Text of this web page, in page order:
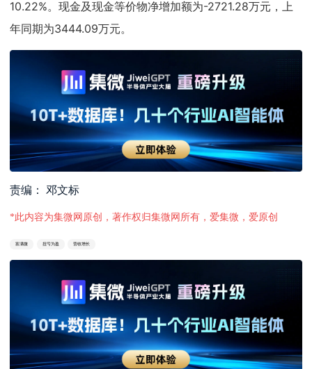
10.22%。现金及现金等价物净增加额为-2721.28万元，上
年同期为3444.09万元。
责编： 邓文标
*此内容为集微网原创，著作权归集微网所有，爱集微，爱原创
富满微 扭亏为盈 营收增长